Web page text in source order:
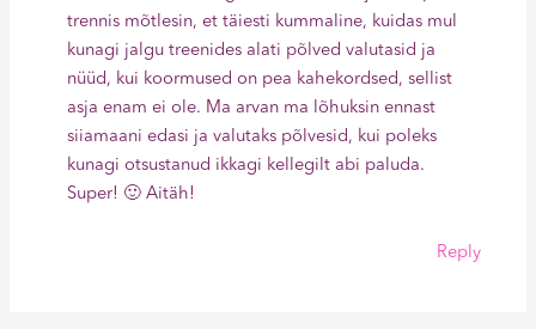
trennis mõtlesin, et täiesti kummaline, kuidas mul
kunagi jalgu treenides alati põlved valutasid ja
nüüd, kui koormused on pea kahekordsed, sellist
asja enam ei ole. Ma arvan ma lõhuksin ennast
siiamaani edasi ja valutaks põlvesid, kui poleks
kunagi otsustanud ikkagi kellegilt abi paluda.
Super! 🙂 Aitäh!
Reply